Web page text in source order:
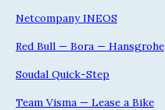
Netcompany INEOS
Red Bull — Bora — Hansgrohe
Soudal Quick-Step
Team Visma — Lease a Bike